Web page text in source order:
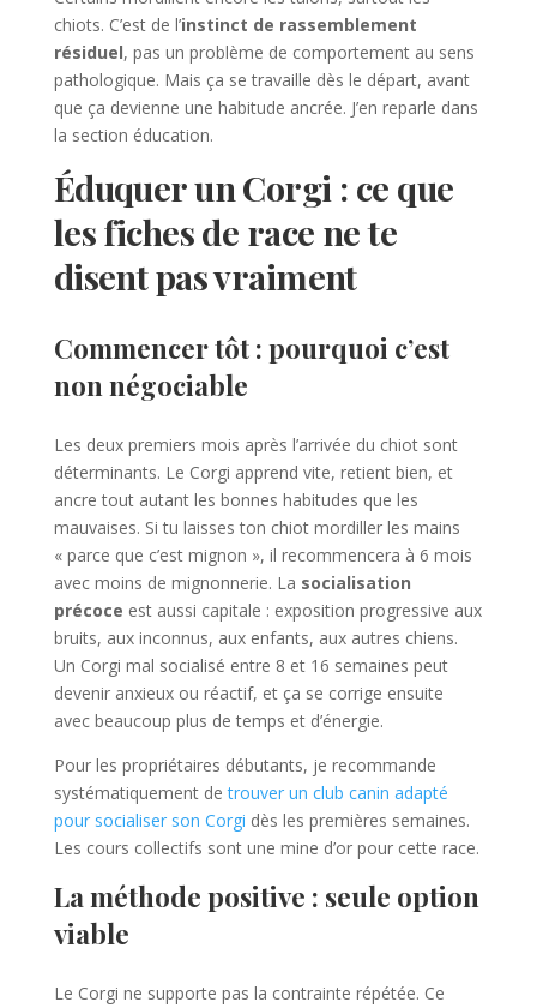
chiots. C’est de l’instinct de rassemblement
résiduel, pas un problème de comportement au sens
pathologique. Mais ça se travaille dès le départ, avant
que ça devienne une habitude ancrée. J’en reparle dans
la section éducation.
Éduquer un Corgi : ce que
les fiches de race ne te
disent pas vraiment
Commencer tôt : pourquoi c’est
non négociable
Les deux premiers mois après l’arrivée du chiot sont
déterminants. Le Corgi apprend vite, retient bien, et
ancre tout autant les bonnes habitudes que les
mauvaises. Si tu laisses ton chiot mordiller les mains
« parce que c’est mignon », il recommencera à 6 mois
avec moins de mignonnerie. La socialisation
précoce est aussi capitale : exposition progressive aux
bruits, aux inconnus, aux enfants, aux autres chiens.
Un Corgi mal socialisé entre 8 et 16 semaines peut
devenir anxieux ou réactif, et ça se corrige ensuite
avec beaucoup plus de temps et d’énergie.
Pour les propriétaires débutants, je recommande
systématiquement detrouver un club canin adapté
pour socialiser son Corgi dès les premières semaines.
Les cours collectifs sont une mine d’or pour cette race.
La méthode positive : seule option
viable
Le Corgi ne supporte pas la contrainte répétée. Ce